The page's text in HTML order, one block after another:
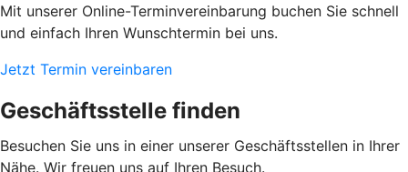
Mit unserer Online-Terminvereinbarung buchen Sie schnell
und einfach Ihren Wunschtermin bei uns.
Jetzt Termin vereinbaren
Geschäftsstelle finden
Besuchen Sie uns in einer unserer Geschäftsstellen in Ihrer
Nähe. Wir freuen uns auf Ihren Besuch.